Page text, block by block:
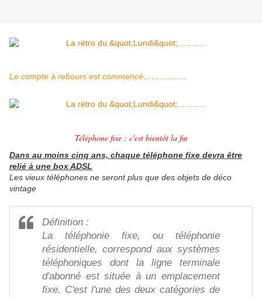
Le compte à rebours est commencé…………….
Téléphone fixe : c'est bientôt la fin
Dans au moins cinq ans, chaque téléphone fixe devra être
relié à une box ADSL
Les vieux téléphones ne seront plus que des objets de déco
vintage
Définition :
La téléphonie fixe, ou téléphonie
résidentielle, correspond aux systèmes
téléphoniques dont la ligne terminale
d'abonné est située à un emplacement
fixe. C'est l'une des deux catégories de